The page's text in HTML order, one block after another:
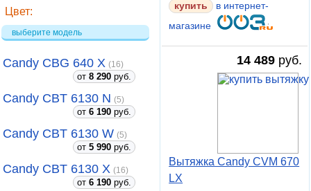
Цвет:
выберите модель
Candy CBG 640 X (16)
от 8 290 руб.
Candy CBT 6130 N (5)
от 6 190 руб.
Candy CBT 6130 W (5)
от 5 990 руб.
Candy CBT 6130 X (16)
от 6 190 руб.
купить
в интернет-
магазине
14 489 руб.
Вытяжка Candy CVM 670
LX